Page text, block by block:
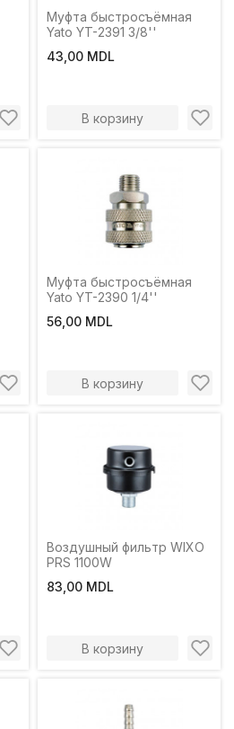
Муфта быстросъёмная
Yato YT-2391 3/8''
43,00 MDL
В корзину
Муфта быстросъёмная
Yato YT-2390 1/4''
56,00 MDL
В корзину
Воздушный фильтр WIXO
PRS 1100W
83,00 MDL
В корзину